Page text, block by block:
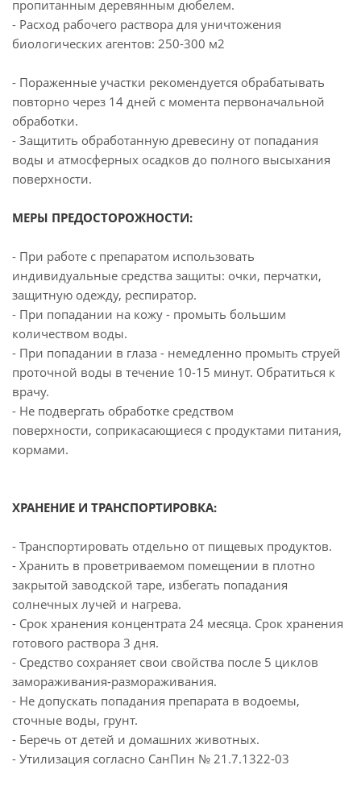
пропитанным деревянным дюбелем.
- Расход рабочего раствора для уничтожения
биологических агентов: 250-300 м2
- Пораженные участки рекомендуется обрабатывать
повторно через 14 дней с момента первоначальной
обработки.
- Защитить обработанную древесину от попадания
воды и атмосферных осадков до полного высыхания
поверхности.
МЕРЫ ПРЕДОСТОРОЖНОСТИ:
- При работе с препаратом использовать
индивидуальные средства защиты: очки, перчатки,
защитную одежду, респиратор.
- При попадании на кожу - промыть большим
количеством воды.
- При попадании в глаза - немедленно промыть струей
проточной воды в течение 10-15 минут. Обратиться к
врачу.
- Не подвергать обработке средством
поверхности, соприкасающиеся с продуктами питания,
кормами.
ХРАНЕНИЕ И ТРАНСПОРТИРОВКА:
- Транспортировать отдельно от пищевых продуктов.
- Хранить в проветриваемом помещении в плотно
закрытой заводской таре, избегать попадания
солнечных лучей и нагрева.
- Срок хранения концентрата 24 месяца. Срок хранения
готового раствора 3 дня.
- Средство сохраняет свои свойства после 5 циклов
замораживания-размораживания.
- Не допускать попадания препарата в водоемы,
сточные воды, грунт.
- Беречь от детей и домашних животных.
- Утилизация согласно СанПин № 21.7.1322-03